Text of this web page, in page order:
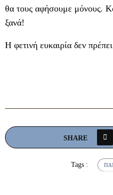
θα τους αφήσουμε μόνους.
ξανά!
Η φετινή ευκαιρία δεν
SHARE
Tags :